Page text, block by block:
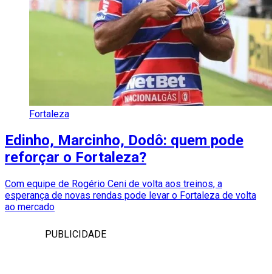
Fortaleza
Edinho, Marcinho, Dodô: quem pode
reforçar o Fortaleza?
Com equipe de Rogério Ceni de volta aos treinos, a
esperança de novas rendas pode levar o Fortaleza de volta
ao mercado
PUBLICIDADE